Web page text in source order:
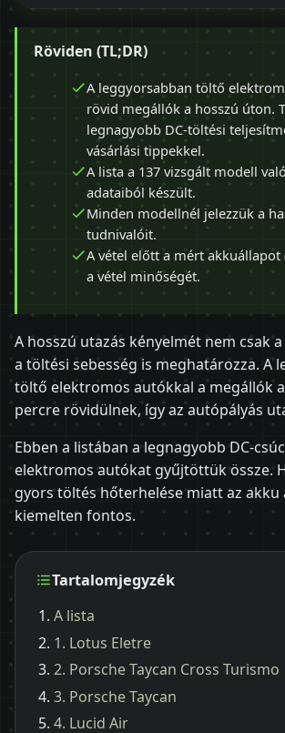
Röviden (TL;DR)
A leggyorsabban töltő
rövid megállók a hosszú úton.
legnagyobb DC-töltési
vásárlási tippekkel.
A lista a 137 vizsgált modell
adataiból készült.
Minden modellnél jelezzük a
tudnivalóit.
A vétel előtt a mért akkuállapot
a vétel minőségét.
A hosszú utazás kényelmét nem csak
a töltési sebesség is meghatározza. A
töltő elektromos autókkal a megállók
percre rövidülnek, így az autópályás
Ebben a listában a legnagyobb DC-
elektromos autókat gyűjtöttük össze.
gyors töltés hőterhelése miatt az akku
kiemelten fontos.
Tartalomjegyzék
A lista
1. Lotus Eletre
2. Porsche Taycan Cross Turismo
3. Porsche Taycan
4. Lucid Air